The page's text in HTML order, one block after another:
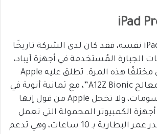
بالنسبة إلى iPad Pro نفسه، فقد كان لدى الشركة تاريخًا
الجبارة المُستخدمة في أجهزة آيباد،
ويبدو أن هذا ليس مختلفًا هذه المرة. تطلق عليه Apple
هذه المرة اسم “معالج A12Z Bionic”، مع ثمانية أنوية في
وحدة معالجة الرسومات، ولا تخجل Apple من قول إنها
الكمبيوتر المحمولة التي تعمل
بنظام ويندوز”. يقدر عمر البطارية بـ 10 ساعات، وهي تدعم